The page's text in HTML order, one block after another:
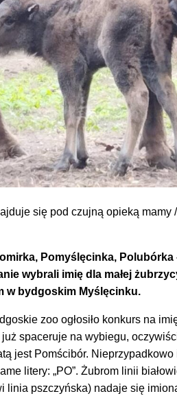
się pod czujną opieką
Pomyślęcinka,
wybrali imię dla małej
w bydgoskim Myślęcinku.
zoo ogłosiło konkurs na
spaceruje na wybiegu,
jest Pomścibór.
litery: „PO”. Żubrom linii
linia pszczyńska) nadaje się